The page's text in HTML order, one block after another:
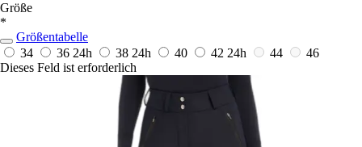
Größe
*
Größentabelle
34
36 24h 38 24h 40 42 24h 44
46
Dieses Feld ist erforderlich